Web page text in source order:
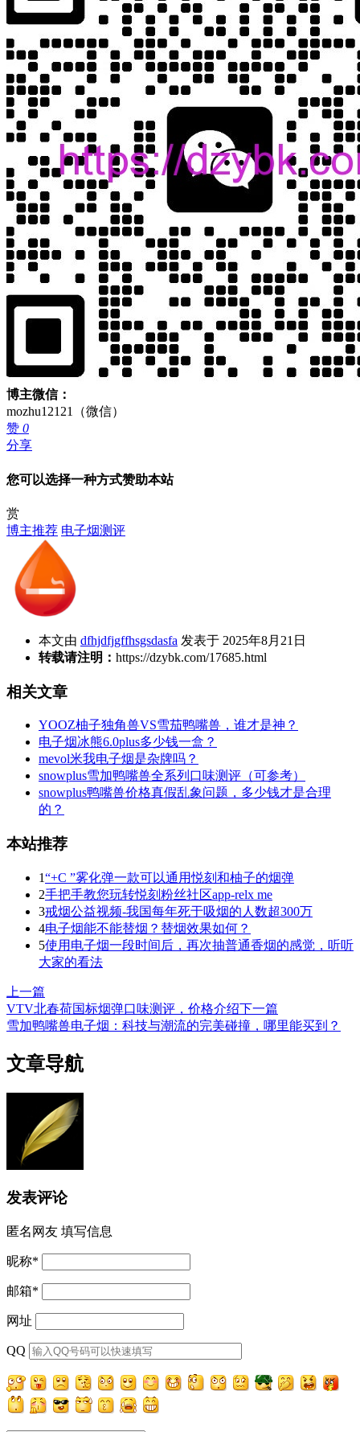
博主微信：
mozhu12121（微信）
赞 0
分享
您可以选择一种方式赞助本站
赏
博主推荐 电子烟测评
本文由 dfhjdfjgffhsgsdasfa 发表于 2025年8月21日
转载请注明： https://dzybk.com/17685.html
相关文章
YOOZ柚子独角兽VS雪茄鸭嘴兽，谁才是神？
电子烟冰熊6.0plus多少钱一盒？
mevol米我电子烟是杂牌吗？
snowplus雪加鸭嘴兽全系列口味测评（可参考）
snowplus鸭嘴兽价格真假乱象问题，多少钱才是合理
的？
本站推荐
1“+C ”雾化弹一款可以通用悦刻和柚子的烟弹
2手把手教您玩转悦刻粉丝社区app-relx me
3戒烟公益视频-我国每年死于吸烟的人数超300万
4电子烟能不能替烟？替烟效果如何？
5使用电子烟一段时间后，再次抽普通香烟的感觉，听听
大家的看法
上一篇
VTV北春荷国标烟弹口味测评，价格介绍下一篇
雪加鸭嘴兽电子烟：科技与潮流的完美碰撞，哪里能买到？
文章导航
发表评论
匿名网友 填写信息
昵称*
邮箱*
网址
QQ